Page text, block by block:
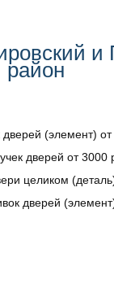
и
район
дверей (элемент)
дверей от 3000
целиком
дверей